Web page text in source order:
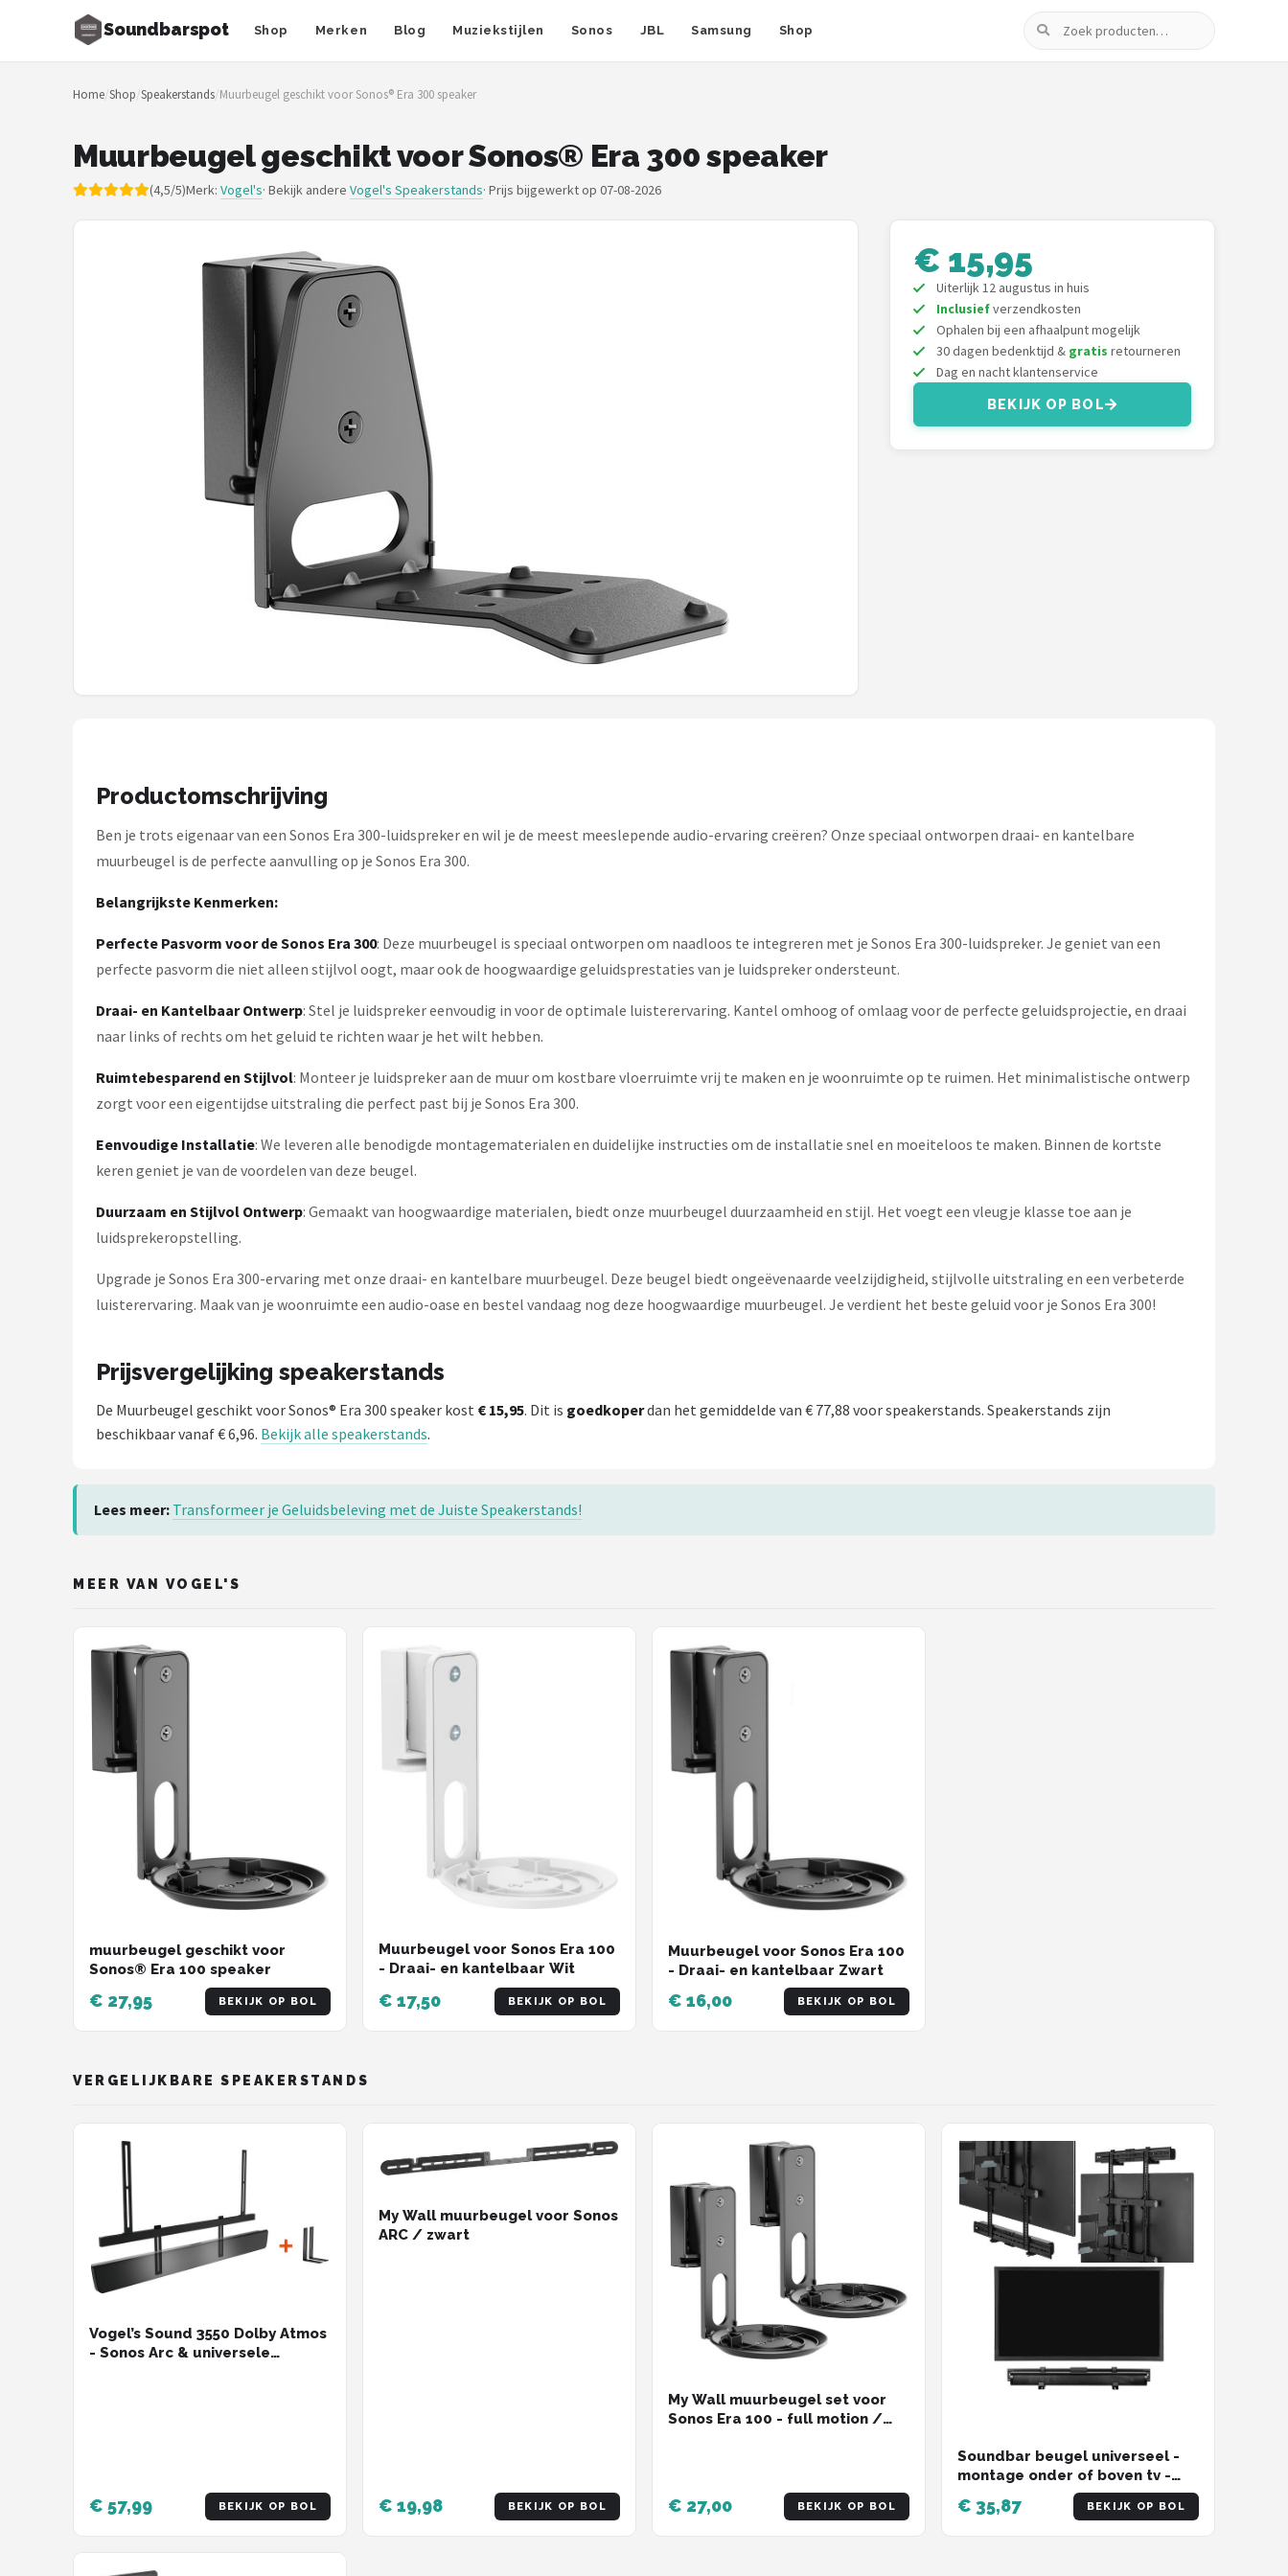
Soundbarspot Shop Merken Blog Muziekstijlen Sonos JBL Samsung Shop
Zoeken
Zoeken
NAVIGATIE
Merken
Ultimea
Alle merken →
Home/Shop/Speakerstands/Muurbeugel geschikt voor Sonos® Era 300 speaker
Muurbeugel geschikt voor Sonos® Era 300 speaker
(4,5/5)Merk: Vogel's· Bekijk andere Vogel's Speakerstands· Prijs bijgewerkt op 07-08-2026
€ 15,95
Uiterlijk 12 augustus in huis
Inclusiefverzendkosten
Ophalen bij een afhaalpunt mogelijk
30 dagen bedenktijd & gratis retourneren
Dag en nacht klantenservice
BEKIJK OP BOL
Productomschrijving
Ben je trots eigenaar van een Sonos Era 300-luidspreker en wil je de meest meeslepende audio-ervaring creëren? Onze speciaal ontworpen draai- en kantelbare
muurbeugel is de perfecte aanvulling op je Sonos Era 300.
Belangrijkste Kenmerken:
Perfecte Pasvorm voor de Sonos Era 300: Deze muurbeugel is speciaal ontworpen om naadloos te integreren met je Sonos Era 300-luidspreker. Je geniet van een
perfecte pasvorm die niet alleen stijlvol oogt, maar ook de hoogwaardige geluidsprestaties van je luidspreker ondersteunt.
Draai- en Kantelbaar Ontwerp: Stel je luidspreker eenvoudig in voor de optimale luisterervaring. Kantel omhoog of omlaag voor de perfecte geluidsprojectie, en draai
naar links of rechts om het geluid te richten waar je het wilt hebben.
Ruimtebesparend en Stijlvol: Monteer je luidspreker aan de muur om kostbare vloerruimte vrij te maken en je woonruimte op te ruimen. Het minimalistische ontwerp
zorgt voor een eigentijdse uitstraling die perfect past bij je Sonos Era 300.
Eenvoudige Installatie: We leveren alle benodigde montagematerialen en duidelijke instructies om de installatie snel en moeiteloos te maken. Binnen de kortste
keren geniet je van de voordelen van deze beugel.
Duurzaam en Stijlvol Ontwerp: Gemaakt van hoogwaardige materialen, biedt onze muurbeugel duurzaamheid en stijl. Het voegt een vleugje klasse toe aan je
luidsprekeropstelling.
Upgrade je Sonos Era 300-ervaring met onze draai- en kantelbare muurbeugel. Deze beugel biedt ongeëvenaarde veelzijdigheid, stijlvolle uitstraling en een verbeterde
luisterervaring. Maak van je woonruimte een audio-oase en bestel vandaag nog deze hoogwaardige muurbeugel. Je verdient het beste geluid voor je Sonos Era 300!
Prijsvergelijking speakerstands
De Muurbeugel geschikt voor Sonos® Era 300 speaker kost € 15,95. Dit is goedkoperdan het gemiddelde van € 77,88 voor speakerstands. Speakerstands zijn
beschikbaar vanaf € 6,96. Bekijk alle speakerstands.
Lees meer: Transformeer je Geluidsbeleving met de Juiste Speakerstands!
MEER VAN VOGEL'S
muurbeugel geschikt voor
Sonos® Era 100 speaker
€ 27,95 BEKIJK OP BOL
Muurbeugel voor Sonos Era 100
- Draai- en kantelbaar Wit
€ 17,50 BEKIJK OP BOL
Muurbeugel voor Sonos Era 100
- Draai- en kantelbaar Zwart
€ 16,00 BEKIJK OP BOL
VERGELIJKBARE SPEAKERSTANDS
Vogel’s Sound 3550 Dolby Atmos
- Sonos Arc & universele
€ 57,99 BEKIJK OP BOL
My Wall muurbeugel voor Sonos
ARC / zwart
€ 19,98 BEKIJK OP BOL
My Wall muurbeugel set voor
Sonos Era 100 - full motion /
€ 27,00 BEKIJK OP BOL
Soundbar beugel universeel -
montage onder of boven tv -
€ 35,87 BEKIJK OP BOL